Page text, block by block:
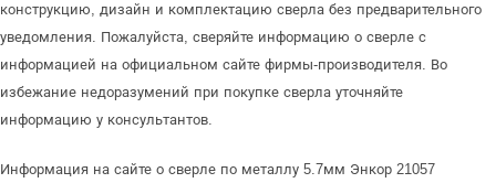
конструкцию, дизайн и комплектацию сверла без предварительного
уведомления. Пожалуйста, сверяйте информацию о сверле с
информацией на официальном сайте фирмы-производителя. Во
избежание недоразумений при покупке сверла уточняйте
информацию у консультантов.
Информация на сайте о сверле по металлу 5.7мм Энкор 21057